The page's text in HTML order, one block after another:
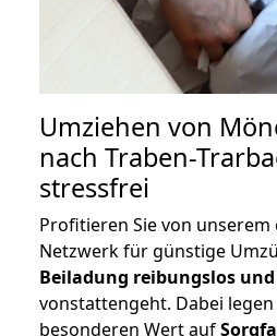
Umziehen von
nach Traben-
stressfrei
Profitieren Sie von
Netzwerk für günstige
Beiladung reibungslos
vonstattengeht. Dabei
besonderen Wert auf